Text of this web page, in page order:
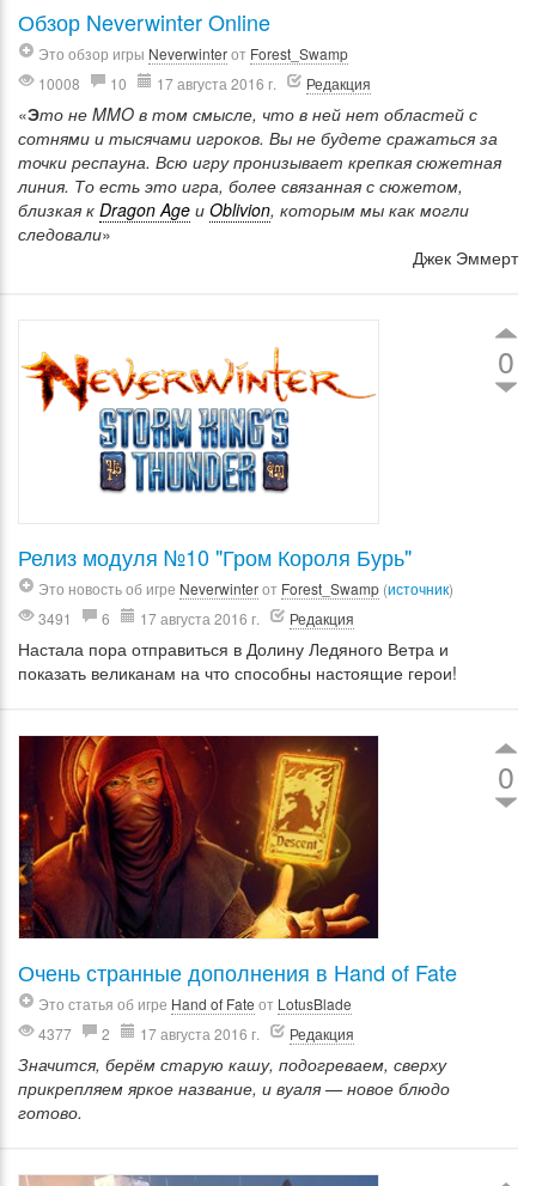
Обзор Neverwinter Online
Это обзор игры Neverwinterот Forest_Swamp
10008
10 17 августа 2016 г. Редакция
«Это не MMO в том смысле, что в ней нет областей с
сотнями и тысячами игроков. Вы не будете сражаться за
точки респауна. Всю игру пронизывает крепкая сюжетная
линия. То есть это игра, более связанная с сюжетом,
близкая к Dragon Age и Oblivion, которым мы как могли
следовали»
Джек Эммерт
0
Релиз модуля №10 "Гром Короля Бурь"
Это новость об игре Neverwinterот Forest_Swamp (источник)
3491
6 17 августа 2016 г. Редакция
Настала пора отправиться в Долину Ледяного Ветра и
показать великанам на что способны настоящие герои!
0
Очень странные дополнения в Hand of Fate
Это статья об игре Hand of Fate от LotusBlade
4377
2 17 августа 2016 г. Редакция
Значится, берём старую кашу, подогреваем, сверху
прикрепляем яркое название, и вуаля — новое блюдо
готово.